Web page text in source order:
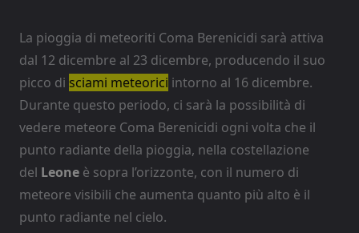
La pioggia di meteoriti Coma Berenicidi sarà attiva
dal 12 dicembre al 23 dicembre, producendo il suo
picco di sciami meteorici intorno al 16 dicembre.
Durante questo periodo, ci sarà la possibilità di
vedere meteore Coma Berenicidi ogni volta che il
punto radiante della pioggia, nella costellazione
del Leone è sopra l’orizzonte, con il numero di
meteore visibili che aumenta quanto più alto è il
punto radiante nel cielo.